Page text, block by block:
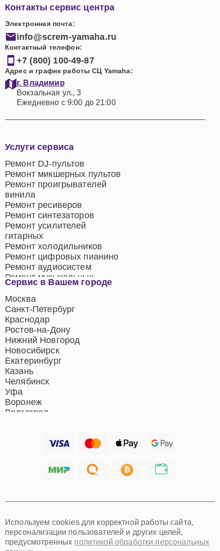
Контакты сервис центра
Электронная почта:
info@screm-yamaha.ru
Контактный телефон:
+7 (800) 100-49-87
Адрес и график работы СЦ Yamaha:
г. Владимир
Вокзальная ул., 3
Ежедневно с 9:00 до 21:00
Сервис в Вашем городе
Москва
Санкт-Петербург
Краснодар
Ростов-на-Дону
Нижний Новгород
Новосибирск
Екатеринбург
Казань
Челябинск
Уфа
Воронеж
Волгоград
Хабаровск
Омск
Красноярск
Пермь
Услуги сервиса
Ремонт DJ-пультов
Ремонт микшерных пультов
Ремонт проигрывателей
винила
Ремонт ресиверов
Ремонт синтезаторов
Ремонт усилителей
гитарных
Ремонт холодильников
Ремонт цифровых пианино
Ремонт аудиосистем
Ремонт музыкальных
центров
Ремонт домашних
кинотеатров
Ремонт микрофонов
Ремонт акустических
систем
Используем cookies для корректной работы сайта,
персонализации пользователей и других целей,
предусмотренных политикой обработки персональных